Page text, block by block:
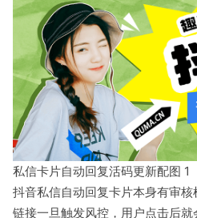
私信卡片自动回复活码更新配图 1
抖音私信自动回复卡片本身有审
链接一旦触发风控，用户点击后